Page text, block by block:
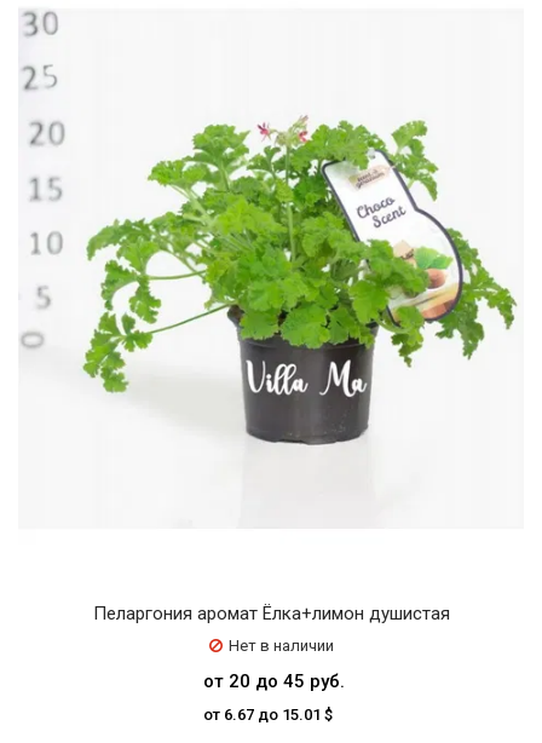
Пеларгония аромат Ёлка+лимон душистая
Нет в наличии
от 20 до 45 руб.
от 6.67 до 15.01 $